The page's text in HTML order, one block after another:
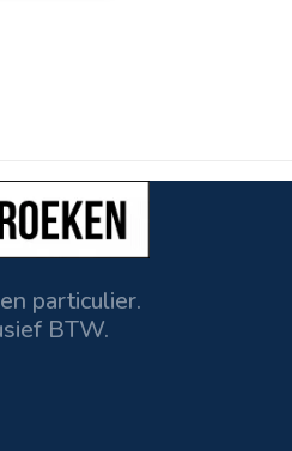
particulier.
BTW.